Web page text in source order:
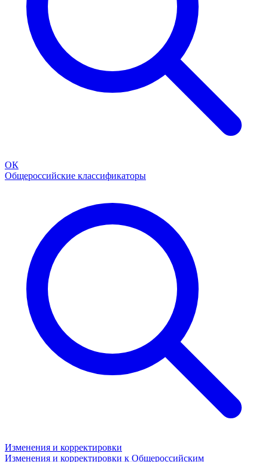
ОК
Общероссийские классификаторы
Изменения и корректировки
Изменения и корректировки к Общероссийским